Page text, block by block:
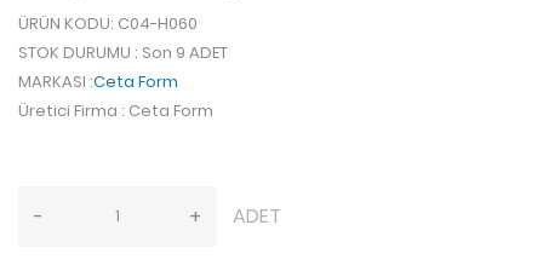
ÜRÜN KODU: C04-H060
STOK DURUMU : Son 9 ADET
MARKASI :Ceta Form
Üretici Firma : Ceta Form
- + ADET